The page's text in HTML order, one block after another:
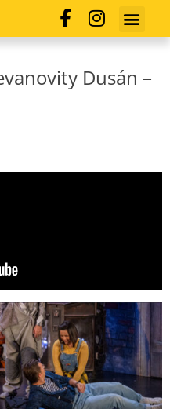
Dusán –